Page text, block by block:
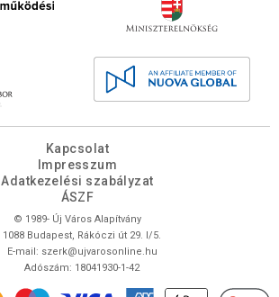
Kapcsolat
Impresszum
Adatkezelési szabályzat
ÁSZF
© 1989- Új Város Alapítvány
1088 Budapest, Rákóczi út 29. I/5.
E-mail: szerk@ujvarosonline.hu
Adószám: 18041930-1-42